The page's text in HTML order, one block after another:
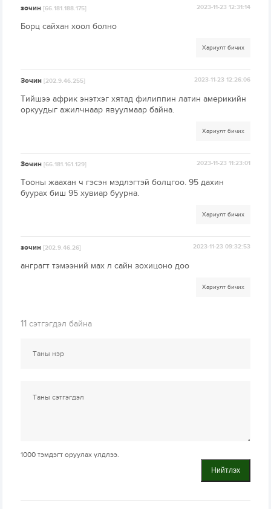
зочин[66.181.188.175] 2023-11-23 12:31:14
Борц сайхан хоол болно
Хариулт бичих
Зочин[202.9.46.255] 2023-11-23 12:26:06
Тийшээ африк энэтхэг хятад филиппин латин америкийн
оркуудыг ажилчнаар явуулмаар байна.
Хариулт бичих
Зочин[66.181.161.129] 2023-11-23 11:23:01
Тооны жаахан ч гэсэн мэдлэгтэй болцгоо. 95 дахин
буурах биш 95 хувиар буурна.
Хариулт бичих
зочин[202.9.46.26] 2023-11-23 09:32:53
анграгт тэмээний мах л сайн зохицоно доо
Хариулт бичих
11 сэтгэгдэл байна
1000 тэмдэгт оруулах үлдлээ.
Нийтлэх